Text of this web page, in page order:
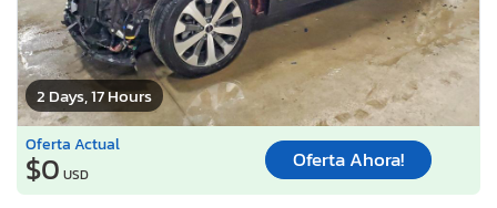
2 Days, 17 Hours
Oferta Actual
$0 USD
Oferta Ahora!